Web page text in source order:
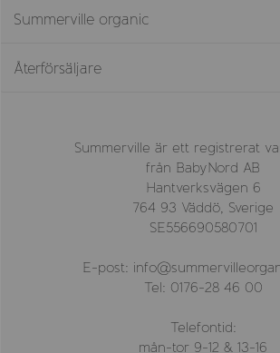
Summerville organic
Återförsäljare
Summerville är ett registrerat
från BabyNord AB
Hantverksvägen 6
764 93 Väddö, Sverige
SE556690580701
E-post:
Tel: 0176-28 46 00
Telefontid:
mån-tor 9-12 & 13-16